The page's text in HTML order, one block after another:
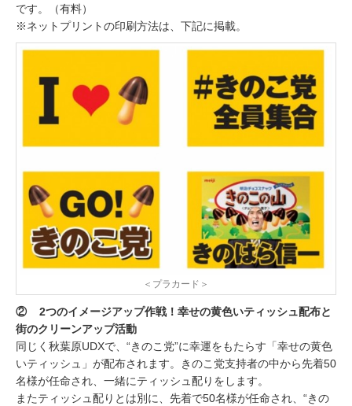
です。（有料）
※ネットプリントの印刷方法は、下記に掲載。
＜プラカード＞
② 2つのイメージアップ作戦！幸せの黄色いティッシュ配布と
街のクリーンアップ活動
同じく秋葉原UDXで、“きのこ党”に幸運をもたらす「幸せの黄色
いティッシュ」が配布されます。きのこ党支持者の中から先着50
名様が任命され、一緒にティッシュ配りをします。
またティッシュ配りとは別に、先着で50名様が任命され、“きの